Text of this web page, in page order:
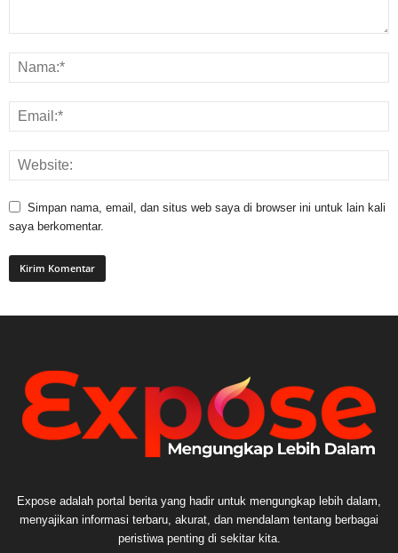
Simpan nama, email, dan situs web saya di browser ini untuk lain kali
saya berkomentar.
Expose adalah portal berita yang hadir untuk mengungkap lebih dalam,
menyajikan informasi terbaru, akurat, dan mendalam tentang berbagai
peristiwa penting di sekitar kita.